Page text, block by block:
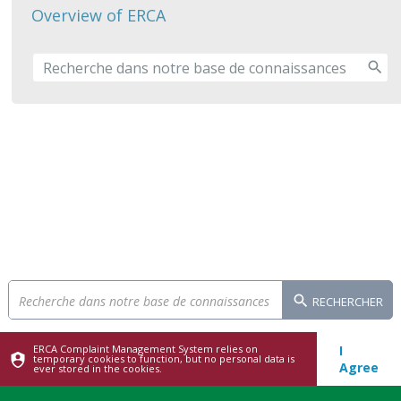
Overview of ERCA
RECHERCHER
ERCA Complaint Management System relies on
temporary cookies to function, but no personal data is
ever stored in the cookies.
I
Agree